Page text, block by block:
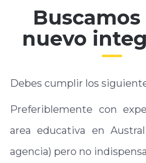
Buscamos
nuevo
Debes cumplir los
Preferiblemente con
area educativa en
agencia) pero no